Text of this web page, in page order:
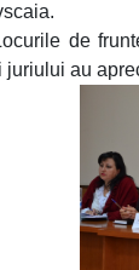
de
juriului au